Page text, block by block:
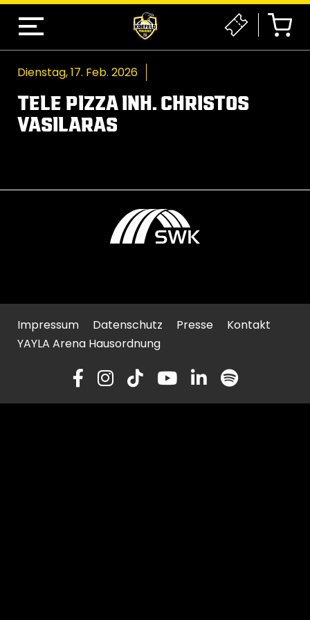
Dienstag, 17. Feb. 2026
TELE PIZZA INH. CHRISTOS
VASILARAS
Impressum Datenschutz Presse
Kontakt
YAYLA Arena Hausordnung